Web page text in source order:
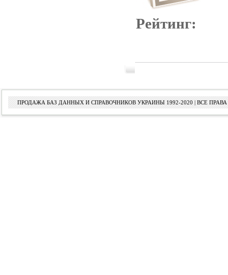
Рейтинг:
ПРОДАЖА БАЗ ДАННЫХ И СПРАВОЧНИКОВ УКРАИНЫ 1992-2020 | ВСЕ